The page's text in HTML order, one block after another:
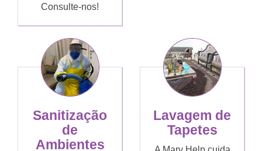
Consulte-nos!
Sanitização
de
Ambientes
Lavagem de
Tapetes